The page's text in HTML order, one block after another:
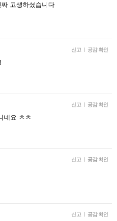
고생하셨습니다
신고 | 공감 확인
신고 | 공감 확인
네요 ㅊㅊ
신고 | 공감 확인
신고 | 공감 확인